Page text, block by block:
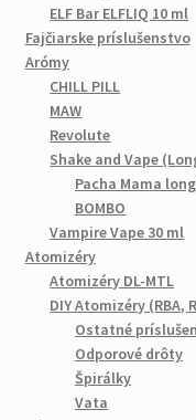
ELF Bar ELFLIQ 10 ml
Fajčiarske príslušenstvo
Arómy
CHILL PILL
MAW
Revolute
Shake and Vape
Pacha Mama
BOMBO
Vampire Vape 30 ml
Atomizéry
Atomizéry DL-MTL
DIY Atomizéry (RBA,
Ostatné
Odporové drôty
Špirálky
Vata